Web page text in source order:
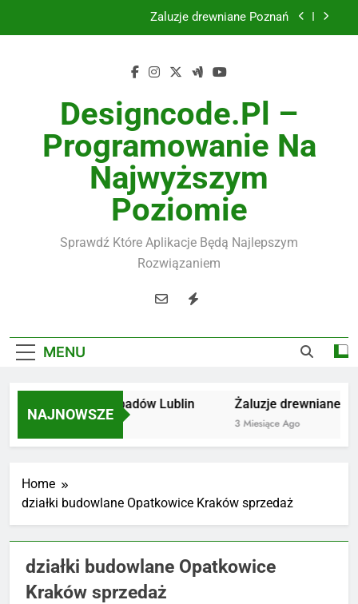
Żaluzje drewniane Poznań
Utylizacja odpadów Lublin
Żaluzje drewniane Poznań
Instalacje elektryczne Gdańsk
Designcode.pl –
Programowanie Na
Najwyższym
Poziomie
Sprawdź Które Aplikacje Będą Najlepszym
Rozwiązaniem
MENU
NAJNOWSZE
Utylizacja odpadów Lublin
2 Miesiące Ago
Żaluzje drewniane
3 Miesiące Ago
Home
działki budowlane Opatkowice Kraków sprzedaż
działki budowlane Opatkowice
Kraków sprzedaż